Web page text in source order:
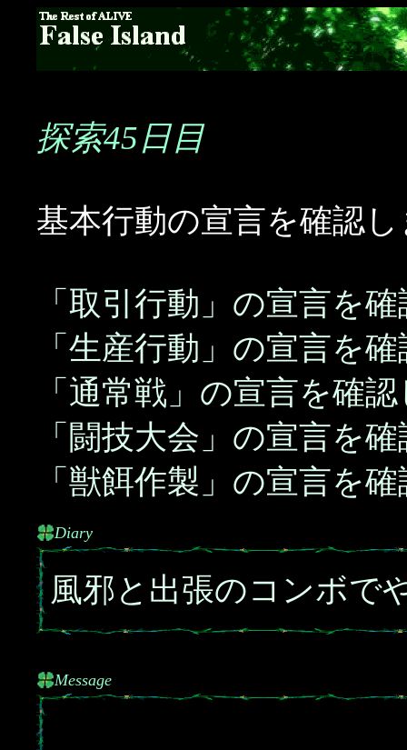
探索45日目
基本行動の宣言を確認
「取引行動」の宣言を
「生産行動」の宣言を
「通常戦」の宣言を確
「闘技大会」の宣言を
「獣餌作製」の宣言を
Diary
風邪と出張のコンボで
Message